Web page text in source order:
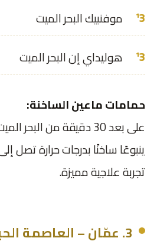
موفنبيك البحر الميت
هوليداي إن البحر الميت
حمامات ماعين الساخنة:
تجربة علاجية مميزة.
3. عمّان – العاصمة الحيوية 🏙️